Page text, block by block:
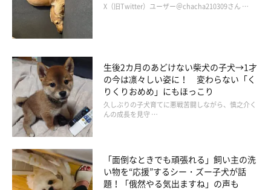
X（旧Twitter）ユーザー＠chacha210309さん …
生後2カ月のあどけない柴犬の子犬→1才
の今は凛々しい姿に！ 変わらない「く
りくりおめめ」にもほっこり
久しぶりの子犬育てに悪戦苦闘しながら、慎之介く
んの成長を見守 …
「面倒なときでも頑張れる」飼い主の洗
い物を“応援”するシー・ズー子犬が話
題！「俄然やる気出ますね」の声も